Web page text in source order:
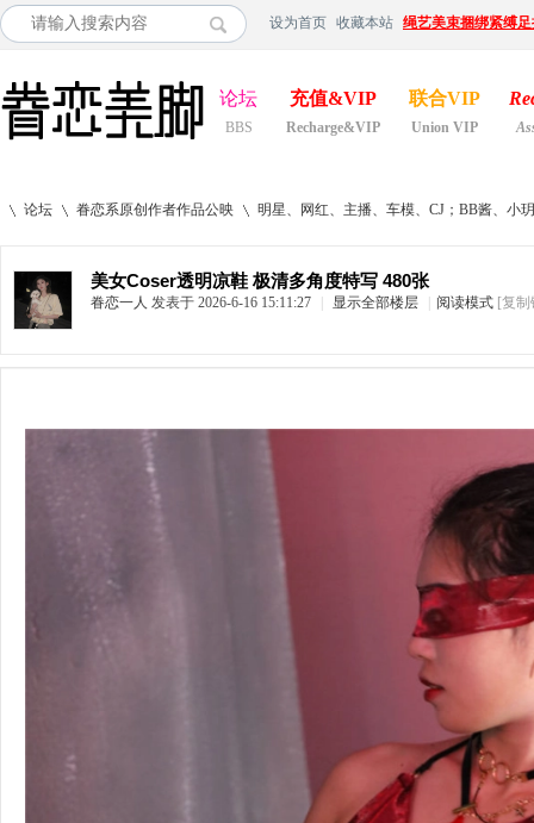
设为首页 收藏本站 绳艺美束捆绑紧缚
论坛
BBS
充值&VIP
Recharge&VIP
联合VIP
Union VIP
论坛
›
眷恋系原创作者作品公映
›
明星、网红、主播、车模、CJ；BB酱、小
美女Coser透明凉鞋 极清多角度特写 480张
眷恋一人 发表于 2026-6-16 15:11:27 显示全部楼层 阅读模式 [复